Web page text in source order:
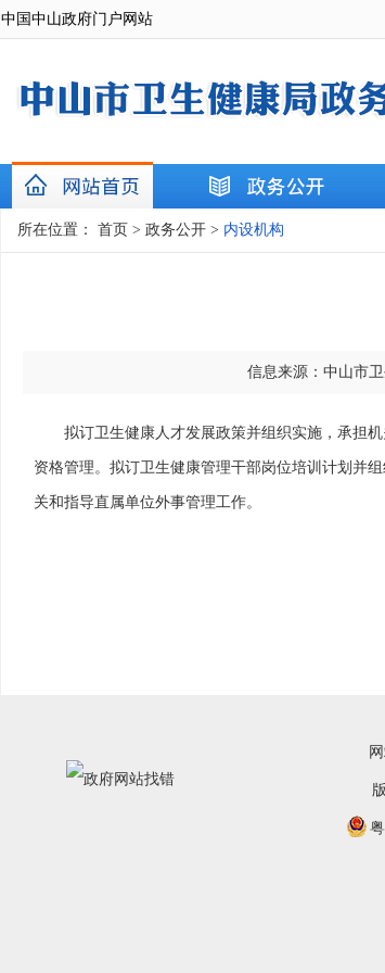
中国中山政府门户网站
所在位置： 首页 > 政务公开 > 内设机构
信息来源：中山市
拟订卫生健康人才发展政策并组织实施，承担机
资格管理。拟订卫生健康管理干部岗位培训计划并
关和指导直属单位外事管理工作。